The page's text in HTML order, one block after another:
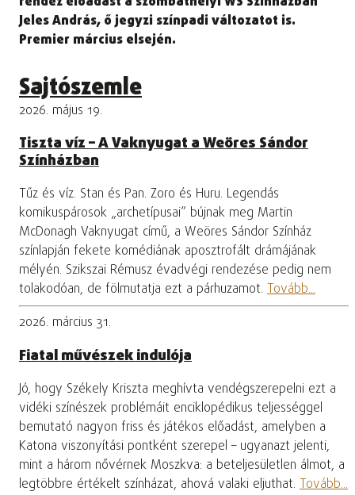
Jeles András, ő jegyzi színpadi változatot is.
Premier március elsején.
Sajtószemle
2026. május 19.
Tiszta víz – A Vaknyugat a Weöres Sándor
Színházban
Tűz és víz. Stan és Pan. Zoro és Huru. Legendás
komikuspárosok „archetípusai” bújnak meg Martin
McDonagh Vaknyugat című, a Weöres Sándor Színház
színlapján fekete komédiának aposztrofált drámájának
mélyén. Szikszai Rémusz évadvégi rendezése pedig nem
tolakodóan, de fölmutatja ezt a párhuzamot. Tovább...
2026. március 31.
Fiatal művészek indulója
Jó, hogy Székely Kriszta meghívta vendégszerepelni ezt a
vidéki színészek problémáit enciklopédikus teljességgel
bemutató nagyon friss és játékos előadást, amelyben a
Katona viszonyítási pontként szerepel – ugyanazt jelenti,
mint a három nővérnek Moszkva: a beteljesületlen álmot, a
legtöbbre értékelt színházat, ahová valaki eljuthat. Tovább...